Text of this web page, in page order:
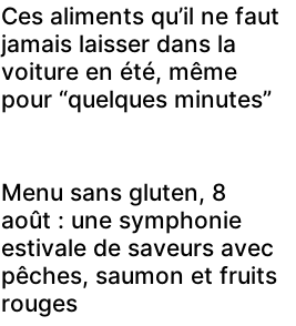
Ces aliments qu’il ne faut
jamais laisser dans la
voiture en été, même
pour “quelques minutes”
Menu sans gluten, 8
août : une symphonie
estivale de saveurs avec
pêches, saumon et fruits
rouges